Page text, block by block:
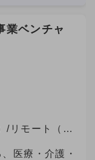
ります。 ※研
性あります。
以内程度）
以内） -------
返信できない
いいたしま
します。 近
る重要テー
価値の創出を
の企業様をご
ています。
業ベンチャ
/リモート（在
医療・介護・